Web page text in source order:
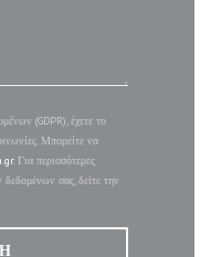
(GDPR), έχετε το
Μπορείτε να
. Για περισσότερες
δεδομένων σας, δείτε την